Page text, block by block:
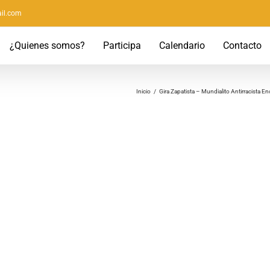
¿Quienes somos? Participa Calendario Contacto
Inicio / Gira Zapatista – Mundialito Antirracista